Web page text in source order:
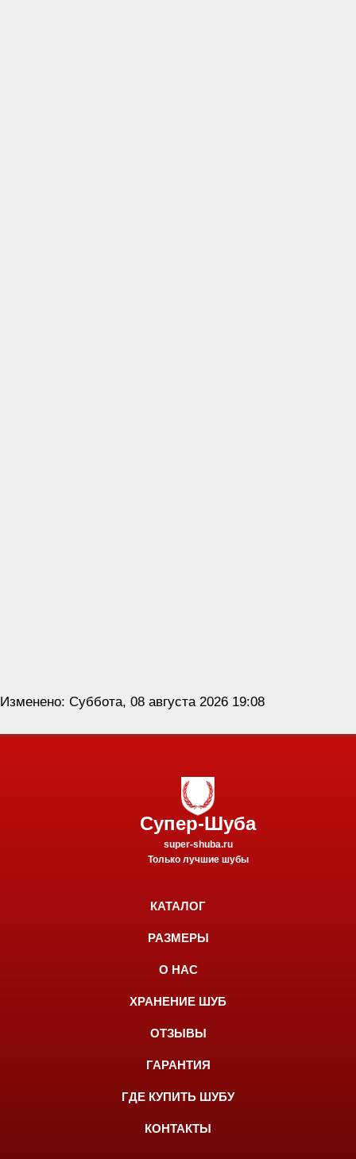
Изменено: Суббота, 08 августа 2026 19:08
Супер-Шуба
super-shuba.ru
Только лучшие шубы
КАТАЛОГ
РАЗМЕРЫ
О НАС
ХРАНЕНИЕ ШУБ
ОТЗЫВЫ
ГАРАНТИЯ
ГДЕ КУПИТЬ ШУБУ
КОНТАКТЫ